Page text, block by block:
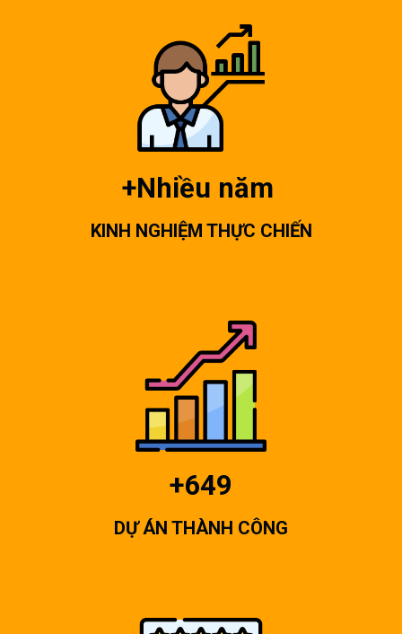
+Nhiều năm
KINH NGHIỆM THỰC CHIẾN
+649
DỰ ÁN THÀNH CÔNG